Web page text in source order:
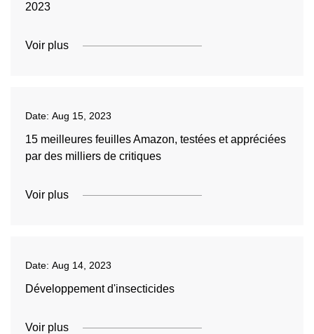
2023
Voir plus
Date: Aug 15, 2023
15 meilleures feuilles Amazon, testées et appréciées
par des milliers de critiques
Voir plus
Date: Aug 14, 2023
Développement d'insecticides
Voir plus